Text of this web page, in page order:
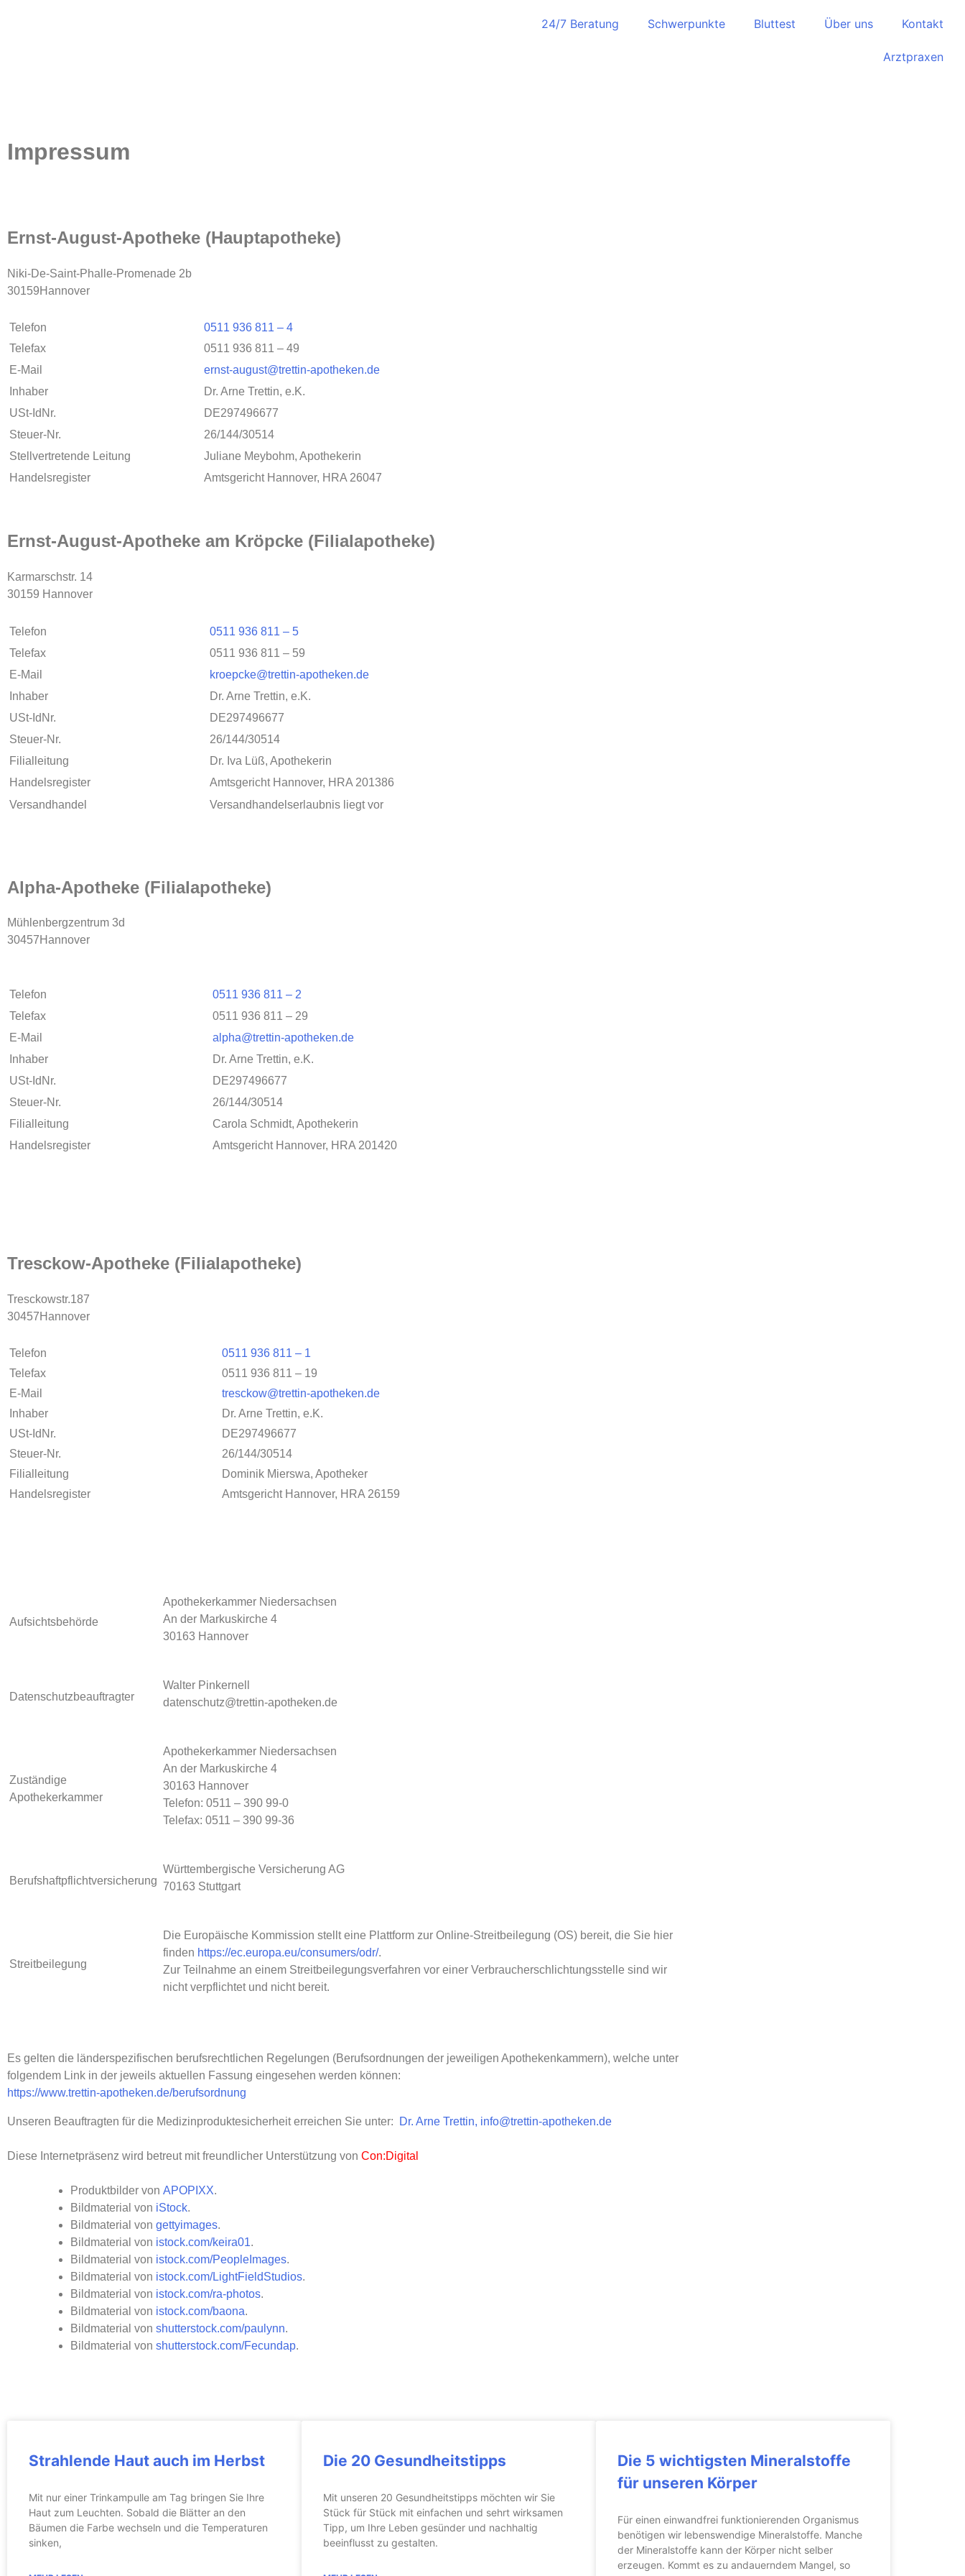
24/7 Beratung Schwerpunkte Bluttest Über uns Kontakt
Arztpraxen
Impressum
Ernst-August-Apotheke (Hauptapotheke)
Niki-De-Saint-Phalle-Promenade 2b
30159Hannover
Telefon
0511 936 811 – 4
Telefax
0511 936 811 – 49
E-Mail
ernst-august@trettin-apotheken.de
Inhaber
Dr. Arne Trettin, e.K.
USt-IdNr.
DE297496677
Steuer-Nr.
26/144/30514
Stellvertretende Leitung
Juliane Meybohm, Apothekerin
Handelsregister
Amtsgericht Hannover, HRA 26047
Ernst-August-Apotheke am Kröpcke (Filialapotheke)
Karmarschstr. 14
30159 Hannover
Telefon
0511 936 811 – 5
Telefax
0511 936 811 – 59
E-Mail
kroepcke@trettin-apotheken.de
Inhaber
Dr. Arne Trettin, e.K.
USt-IdNr.
DE297496677
Steuer-Nr.
26/144/30514
Filialleitung
Dr. Iva Lüß, Apothekerin
Handelsregister
Amtsgericht Hannover, HRA 201386
Versandhandel
Versandhandelserlaubnis liegt vor
Alpha-Apotheke (Filialapotheke)
Mühlenbergzentrum 3d
30457Hannover
Telefon
0511 936 811 – 2
Telefax
0511 936 811 – 29
E-Mail
alpha@trettin-apotheken.de
Inhaber
Dr. Arne Trettin, e.K.
USt-IdNr.
DE297496677
Steuer-Nr.
26/144/30514
Filialleitung
Carola Schmidt, Apothekerin
Handelsregister
Amtsgericht Hannover, HRA 201420
Tresckow-Apotheke (Filialapotheke)
Tresckowstr.187
30457Hannover
Telefon
0511 936 811 – 1
Telefax
0511 936 811 – 19
E-Mail
tresckow@trettin-apotheken.de
Inhaber
Dr. Arne Trettin, e.K.
USt-IdNr.
DE297496677
Steuer-Nr.
26/144/30514
Filialleitung
Dominik Mierswa, Apotheker
Handelsregister
Amtsgericht Hannover, HRA 26159
Aufsichtsbehörde
Apothekerkammer Niedersachsen
An der Markuskirche 4
30163 Hannover
Datenschutzbeauftragter
Walter Pinkernell
datenschutz@trettin-apotheken.de
Zuständige
Apothekerkammer
Apothekerkammer Niedersachsen
An der Markuskirche 4
30163 Hannover
Telefon: 0511 – 390 99-0
Telefax: 0511 – 390 99-36
Berufshaftpflichtversicherung
Württembergische Versicherung AG
70163 Stuttgart
Streitbeilegung
Die Europäische Kommission stellt eine Plattform zur Online-Streitbeilegung (OS) bereit, die Sie hier
finden https://ec.europa.eu/consumers/odr/.
Zur Teilnahme an einem Streitbeilegungsverfahren vor einer Verbraucherschlichtungsstelle sind wir
nicht verpflichtet und nicht bereit.
Es gelten die länderspezifischen berufsrechtlichen Regelungen (Berufsordnungen der jeweiligen Apothekenkammern), welche unter
folgendem Link in der jeweils aktuellen Fassung eingesehen werden können:
https://www.trettin-apotheken.de/berufsordnung
Unseren Beauftragten für die Medizinproduktesicherheit erreichen Sie unter: Dr. Arne Trettin, info@trettin-apotheken.de
Diese Internetpräsenz wird betreut mit freundlicher Unterstützung von Con:Digital
Produktbilder von APOPIXX.
Bildmaterial von iStock.
Bildmaterial von gettyimages.
Bildmaterial von istock.com/keira01.
Bildmaterial von istock.com/PeopleImages.
Bildmaterial von istock.com/LightFieldStudios.
Bildmaterial von istock.com/ra-photos.
Bildmaterial von istock.com/baona.
Bildmaterial von shutterstock.com/paulynn.
Bildmaterial von shutterstock.com/Fecundap.
Strahlende Haut auch im Herbst
Mit nur einer Trinkampulle am Tag bringen Sie Ihre
Haut zum Leuchten. Sobald die Blätter an den
Bäumen die Farbe wechseln und die Temperaturen
sinken,
Die 20 Gesundheitstipps
Mit unseren 20 Gesundheitstipps möchten wir Sie
Stück für Stück mit einfachen und sehrt wirksamen
Tipp, um Ihre Leben gesünder und nachhaltig
beeinflusst zu gestalten.
Die 5 wichtigsten Mineralstoffe
für unseren Körper
Für einen einwandfrei funktionierenden Organismus
benötigen wir lebenswendige Mineralstoffe. Manche
der Mineralstoffe kann der Körper nicht selber
erzeugen. Kommt es zu andauerndem Mangel, so